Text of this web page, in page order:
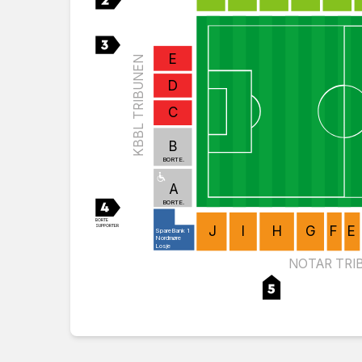
E
F
G
H
I
J
A
B
C
D
E
SpareBank 1
Nordmøre
Losje
BORTE.
BORTE.
NOTAR
KBBL TRIBUNEN
BORTE
SUPPORTER